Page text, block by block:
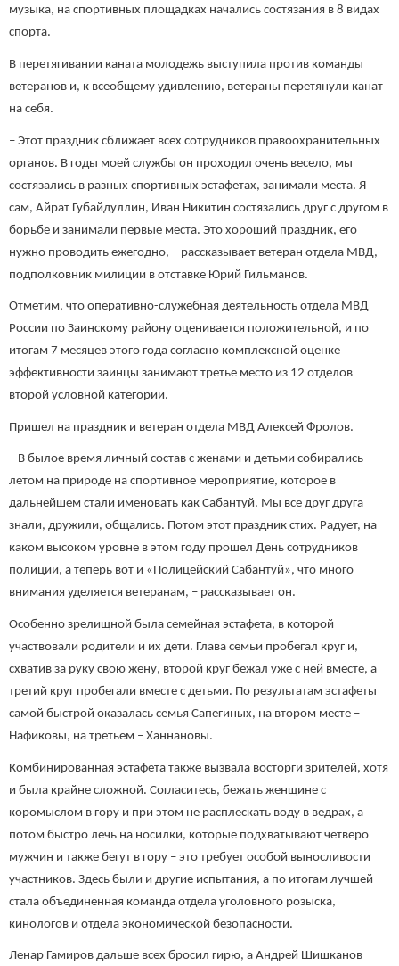
музыка, на спортивных площадках начались состязания в 8 видах
спорта.
В перетягивании каната молодежь выступила против команды
ветеранов и, к всеобщему удивлению, ветераны перетянули канат
на себя.
– Этот праздник сближает всех сотрудников правоохранительных
органов. В годы моей службы он проходил очень весело, мы
состязались в разных спортивных эстафетах, занимали места. Я
сам, Айрат Губайдуллин, Иван Никитин состязались друг с другом в
борьбе и занимали первые места. Это хороший праздник, его
нужно проводить ежегодно, – рассказывает ветеран отдела МВД,
подполковник милиции в отставке Юрий Гильманов.
Отметим, что оперативно-служебная деятельность отдела МВД
России по Заинскому району оценивается положительной, и по
итогам 7 месяцев этого года согласно комплексной оценке
эффективности заинцы занимают третье место из 12 отделов
второй условной категории.
Пришел на праздник и ветеран отдела МВД Алексей Фролов.
– В былое время личный состав с женами и детьми собирались
летом на природе на спортивное мероприятие, которое в
дальнейшем стали именовать как Сабантуй. Мы все друг друга
знали, дружили, общались. Потом этот праздник стих. Радует, на
каком высоком уровне в этом году прошел День сотрудников
полиции, а теперь вот и «Полицейский Сабантуй», что много
внимания уделяется ветеранам, – рассказывает он.
Особенно зрелищной была семейная эстафета, в которой
участвовали родители и их дети. Глава семьи пробегал круг и,
схватив за руку свою жену, второй круг бежал уже с ней вместе, а
третий круг пробегали вместе с детьми. По результатам эстафеты
самой быстрой оказалась семья Сапегиных, на втором месте –
Нафиковы, на третьем – Ханнановы.
Комбинированная эстафета также вызвала восторги зрителей, хотя
и была крайне сложной. Согласитесь, бежать женщине с
коромыслом в гору и при этом не расплескать воду в ведрах, а
потом быстро лечь на носилки, которые подхватывают четверо
мужчин и также бегут в гору – это требует особой выносливости
участников. Здесь были и другие испытания, а по итогам лучшей
стала объединенная команда отдела уголовного розыска,
кинологов и отдела экономической безопасности.
Ленар Гамиров дальше всех бросил гирю, а Андрей Шишканов